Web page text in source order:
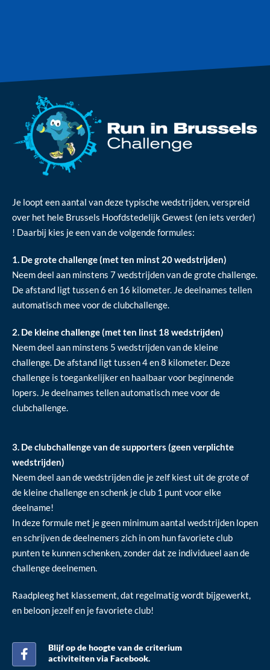
Je loopt een aantal van deze typische wedstrijden, verspreid
over het hele Brussels Hoofdstedelijk Gewest (en iets verder)
! Daarbij kies je een van de volgende formules:
1. De grote challenge (met ten minst 20 wedstrijden)
Neem deel aan minstens 7 wedstrijden van de grote challenge.
De afstand ligt tussen 6 en 16 kilometer. Je deelnames tellen
automatisch mee voor de clubchallenge.
2. De kleine challenge (met ten linst 18 wedstrijden)
Neem deel aan minstens 5 wedstrijden van de kleine
challenge. De afstand ligt tussen 4 en 8 kilometer. Deze
challenge is toegankelijker en haalbaar voor beginnende
lopers. Je deelnames tellen automatisch mee voor de
clubchallenge.
3. De clubchallenge van de supporters (geen verplichte
wedstrijden)
Neem deel aan de wedstrijden die je zelf kiest uit de grote of
de kleine challenge en schenk je club 1 punt voor elke
deelname!
In deze formule met je geen minimum aantal wedstrijden lopen
en schrijven de deelnemers zich in om hun favoriete club
punten te kunnen schenken, zonder dat ze individueel aan de
challenge deelnemen.
Raadpleeg het klassement, dat regelmatig wordt bijgewerkt,
en beloon jezelf en je favoriete club!
Blijf op de hoogte van de criterium
activiteiten via Facebook.